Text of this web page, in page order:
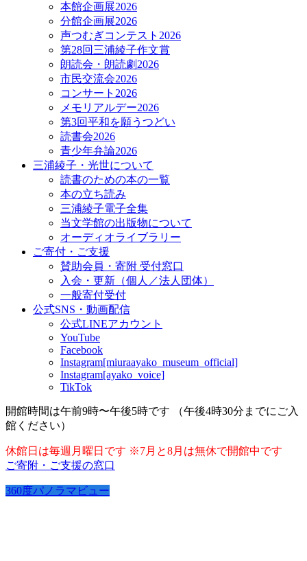
本館企画展2026
分館企画展2026
声つむぎコンテスト2026
第28回三浦綾子作文賞
朗読会・朗読劇2026
市民交流会2026
コンサート2026
メモリアルデー2026
第3回平和を願うつどい
読書会2026
青少年弁論2026
三浦綾子・光世について
読書のための本の一覧
本の立ち読み
三浦綾子電子全集
当文学館の出版物について
オーディオライブラリー
ご寄付・ご支援
賛助会員・寄附 受付窓口
入会・更新（個人／法人団体）
一般寄付受付
公式SNS・動画配信
公式LINEアカウント
YouTube
Facebook
Instagram[miuraayako_museum_official]
Instagram[ayako_voice]
TikTok
開館時間は午前9時〜午後5時です （午後4時30分までにご入
館ください）
休館日は毎週月曜日です ※7月と8月は無休で開館中です
ご寄附・ご支援の窓口
360度パノラマビュー